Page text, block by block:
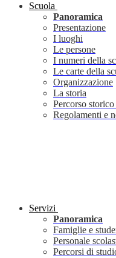
Scuola
Panoramica
Presentazione
I luoghi
Le persone
I numeri della
Le carte della
Organizzazione
La storia
Percorso storico
Regolamenti e
Servizi
Panoramica
Famiglie e
Personale
Percorsi di